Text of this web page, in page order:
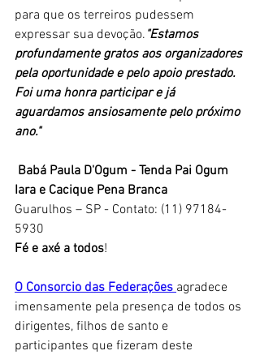
para que os terreiros pudessem
expressar sua devoção. "Estamos
profundamente gratos aos organizadores
pela oportunidade e pelo apoio prestado.
Foi uma honra participar e já
aguardamos ansiosamente pelo próximo
ano."
Babá Paula D'Ogum - Tenda Pai Ogum
Iara e Cacique Pena Branca
Guarulhos – SP - Contato: (11) 97184-
5930
Fé e axé a todos!
O Consorcio das Federações agradece
imensamente pela presença de todos os
dirigentes, filhos de santo e
participantes que fizeram deste